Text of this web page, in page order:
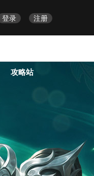
注册
登录
攻略站